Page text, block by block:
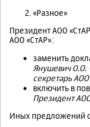
«Разное»
Президент АОО
АОО «СтАР»:
заменить
Янушевич О.О.
секретарь АОО
включить в
Президент
Иных предложений